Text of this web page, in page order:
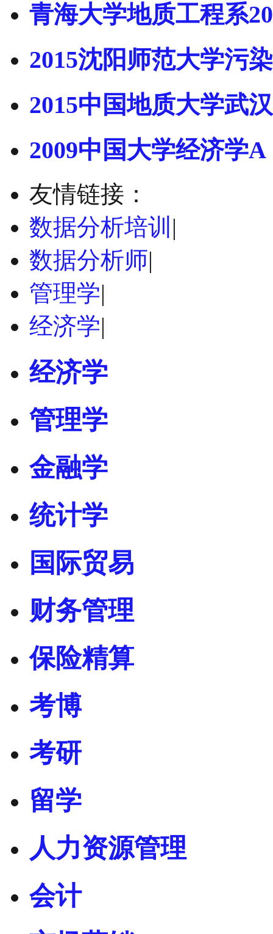
青海大学地质工程系
2015沈阳师范大学污染
2015中国地质大学武汉
2009中国大学经济学A
友情链接：
数据分析培训 |
数据分析师|
管理学|
经济学|
经济学
管理学
金融学
统计学
国际贸易
财务管理
保险精算
考博
考研
留学
人力资源管理
会计